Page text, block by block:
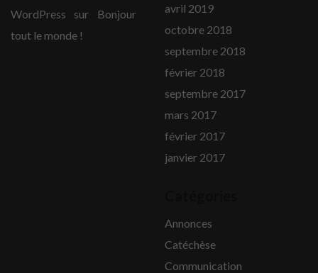
WordPress sur
Bonjour
tout le monde !
avril 2019
octobre 2018
septembre 2018
février 2018
septembre 2017
mars 2017
février 2017
janvier 2017
Annonces
Catéchèse
Communication